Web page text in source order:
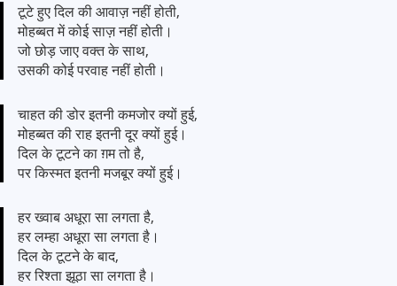
टूटे हुए दिल की आवाज़ नहीं होती,
मोहब्बत में कोई साज़ नहीं होती।
जो छोड़ जाए वक्त के साथ,
उसकी कोई परवाह नहीं होती।
चाहत की डोर इतनी कमजोर क्यों हुई,
मोहब्बत की राह इतनी दूर क्यों हुई।
दिल के टूटने का ग़म तो है,
पर किस्मत इतनी मजबूर क्यों हुई।
हर ख्वाब अधूरा सा लगता है,
हर लम्हा अधूरा सा लगता है।
दिल के टूटने के बाद,
हर रिश्ता झूठा सा लगता है।